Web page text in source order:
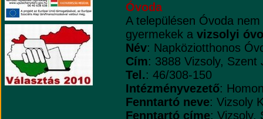
Óvoda
A településen Óvoda
gyermekek a vizsolyi
Név: Napköziotthonos
Cím: 3888 Vizsoly, Szent
Tel.: 46/308-150
Intézményvezető:
Fenntartó neve: Vizsoly
Fenntartó címe: Vizsoly,